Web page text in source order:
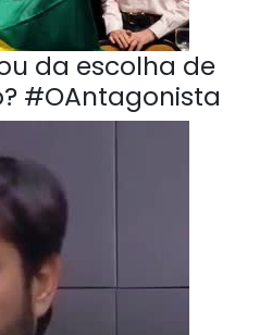
da escolha de
#OAntagonista